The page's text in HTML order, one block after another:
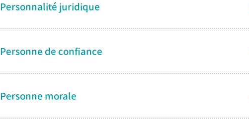
Personnalité juridique
Personne de confiance
Personne morale